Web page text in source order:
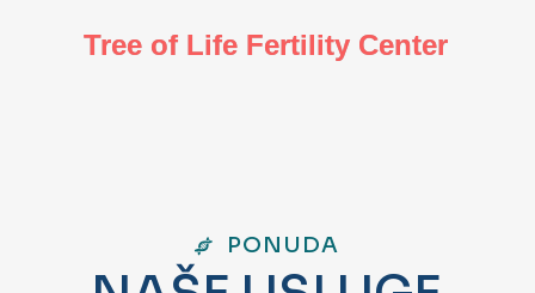
Tree of Life Fertility Center
PONUDA